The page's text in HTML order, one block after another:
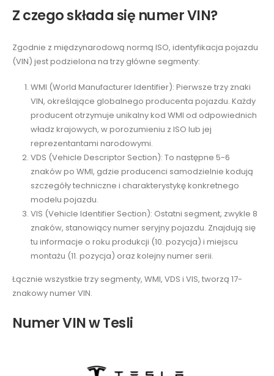
Z czego składa się numer VIN?
Zgodnie z międzynarodową normą ISO, identyfikacja pojazdu
(VIN) jest podzielona na trzy główne segmenty:
WMI (World Manufacturer Identifier): Pierwsze trzy znaki
VIN, określające globalnego producenta pojazdu. Każdy
producent otrzymuje unikalny kod WMI od odpowiednich
władz krajowych, w porozumieniu z ISO lub jej
reprezentantami narodowymi.
VDS (Vehicle Descriptor Section): To następne 5-6
znaków po WMI, gdzie producenci samodzielnie kodują
szczegóły techniczne i charakterystykę konkretnego
modelu pojazdu.
VIS (Vehicle Identifier Section): Ostatni segment, zwykle 8
znaków, stanowiący numer seryjny pojazdu. Znajdują się
tu informacje o roku produkcji (10. pozycja) i miejscu
montażu (11. pozycja) oraz kolejny numer serii.
Łącznie wszystkie trzy segmenty, WMI, VDS i VIS, tworzą 17-
znakowy numer VIN.
Numer VIN w Tesli